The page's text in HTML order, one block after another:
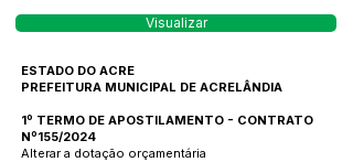
Visualizar
ESTADO DO ACRE
PREFEITURA MUNICIPAL DE ACRELÂNDIA
1º TERMO DE APOSTILAMENTO - CONTRATO
Nº155/2024
Alterar a dotação orçamentária